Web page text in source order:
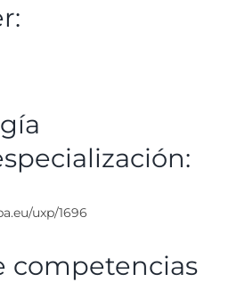
uxp/1696
competencias